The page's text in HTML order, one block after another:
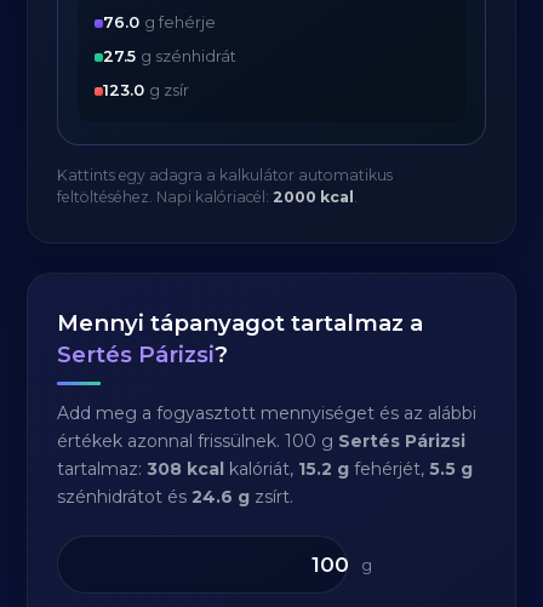
76.0 g fehérje
27.5 g szénhidrát
123.0 g zsír
Kattints egy adagra a kalkulátor automatikus
feltöltéséhez. Napi kalóriacél: 2000 kcal .
Mennyi tápanyagot tartalmaz a
Sertés Párizsi?
Add meg a fogyasztott mennyiséget és az alábbi
értékek azonnal frissülnek. 100 g Sertés Párizsi
tartalmaz:308 kcal kalóriát, 15.2 g fehérjét,5.5 g
szénhidrátot és24.6 g zsírt.
g